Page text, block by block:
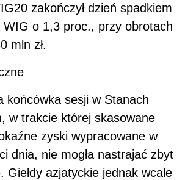
zakończył dzień spadkiem
o 1,3 proc., przy obrotach
mln zł.
końcówka sesji w Stanach
w trakcie której skasowane
zyski wypracowane w
dnia, nie mogła nastrajać zbyt
Giełdy azjatyckie jednak wcale